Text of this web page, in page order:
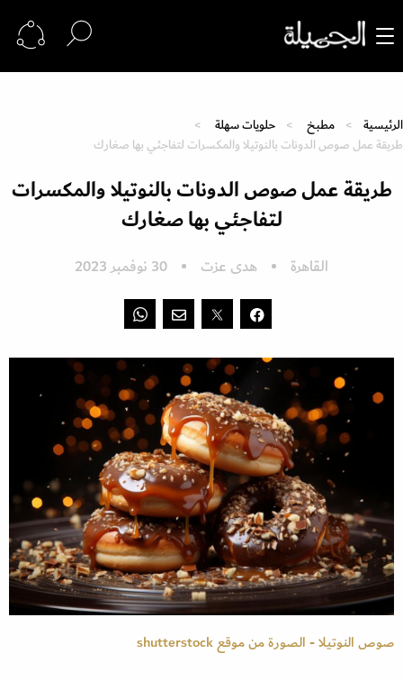
الرئيسية مطبخ
حلويات سهلة
طريقة عمل صوص الدونات بالنوتيلا والمكسرات لتفاجئي بها صغارك
طريقة عمل صوص الدونات بالنوتيلا والمكسرات
لتفاجئي بها صغارك
القاهرة هدى عزت 30 نوفمبر 2023
صوص النوتيلا - الصورة من موقع shutterstock